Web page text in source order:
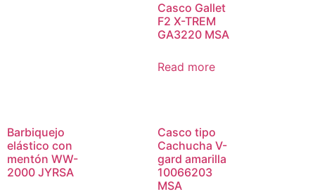
Casco Gallet
F2 X-TREM
GA3220 MSA
Read more
Barbiquejo
elástico con
mentón WW-
2000 JYRSA
Casco tipo
Cachucha V-
gard amarilla
10066203
MSA